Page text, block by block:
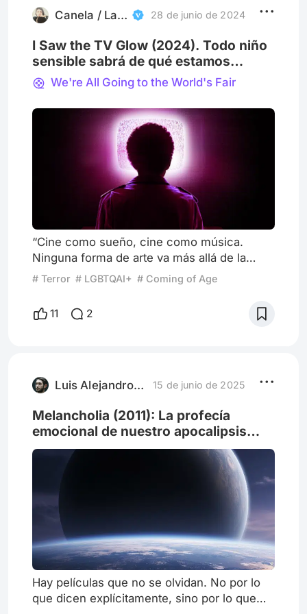
Canela / La Monstrua 28 de junio de 2024
I Saw the TV Glow (2024). Todo niño
sensible sabrá de qué estamos
hablando
We're All Going to the World's Fair
“Cine como sueño, cine como música.
Ninguna forma de arte va más allá de la
consciencia ordinaria como el cine, directo
cuarto crepuscular del alma”. Ingmar
Bergman Las etiquetas nos dan tranquilidad.
comprender mejor lo que nos rodea.
# Terror # LGBTQAI+ # Coming of Age
11 2
Luis Alejandro Mejía 15 de junio de 2025
Melancholia (2011): La profecía
emocional de nuestro apocalipsis
silencioso.
Hay películas que no se olvidan. No por lo
que dicen explícitamente, sino por lo que